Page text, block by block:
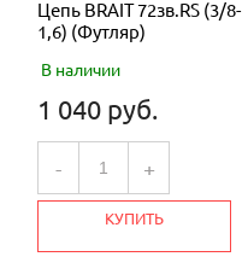
Цепь BRAIT 72зв.RS (3/8-
1,6) (Футляр)
В наличии
1 040 руб.
- +
КУПИТЬ